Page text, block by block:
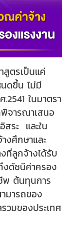
สูตรเป็นแค่
ดขี้น ไม่มี
ในมาตรา
จารณาเสนอ
สระ และใน
งศึกษาและ
ที่ลูกจ้างได้รับ
งดัชนีค่าครอง
พ ต้นทุนการ
มารถของ
มของประเทศ